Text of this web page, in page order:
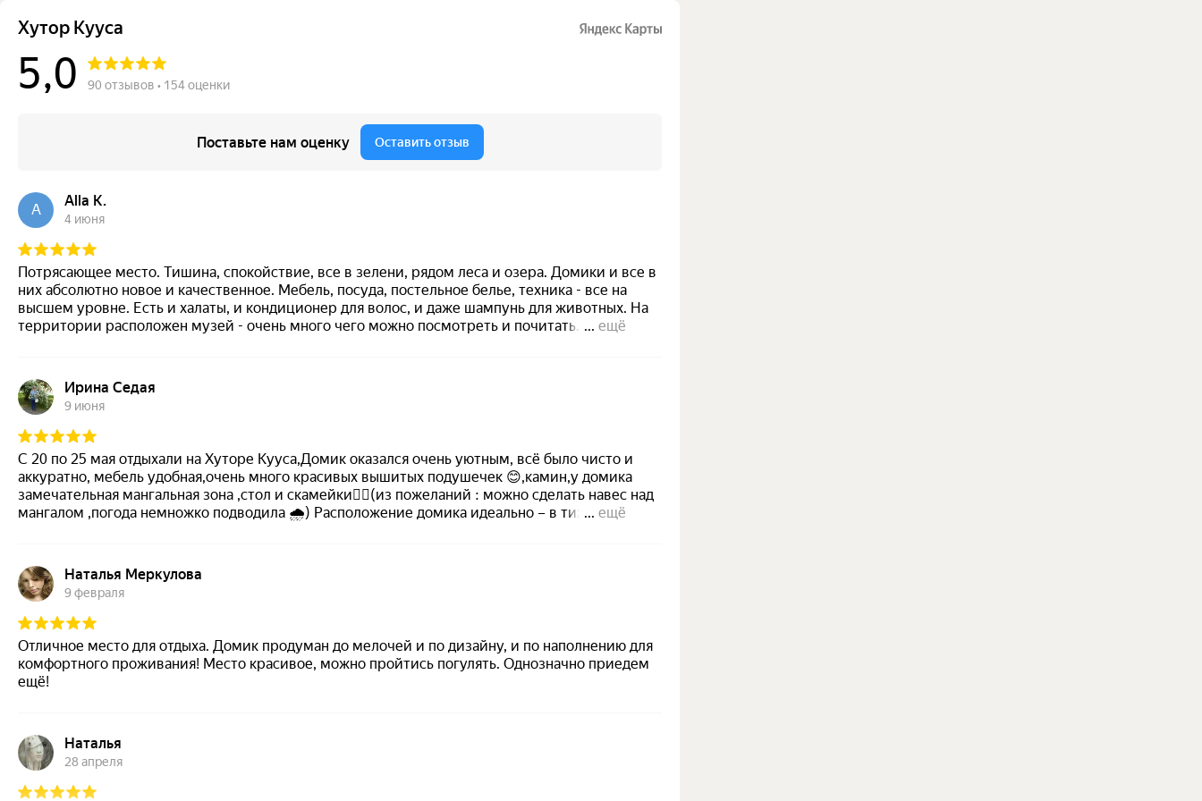
Хутор Кууса
5,0 90 отзывов • 154 оценки
Поставьте нам оценку Оставить отзыв
A
Alla K.
4 июня
Потрясающее место. Тишина, спокойствие, все в зелени, рядом леса и озера. Домики и все в
них абсолютно новое и качественное. Мебель, посуда, постельное белье, техника - все на
высшем уровне. Есть и халаты, и кондиционер для волос, и даже шампунь для животных. На
территории расположен музей - очень много чего можно посмотреть и почитать. Чудесные
... ещё
Ирина Седая
9 июня
С 20 по 25 мая отдыхали на Хуторе Кууса,Домик оказался очень уютным, всё было чисто и
аккуратно, мебель удобная,очень много красивых вышитых подушечек 😊,камин,у домика
замечательная мангальная зона ,стол и скамейки👍🏻(из пожеланий : можно сделать навес над
мангалом ,погода немножко подводила 🌧️) Расположение домика идеально – в тихом месте,
подсветка,старинное здание на территории,есть банька!!!Атмосфера очень сказочная и ты
сам являешься частью какого-то волшебства🤩Очень приветливая администратор Анастасия
всегда готова помочь(постирала наши вещи,рассказала,что можно посетить поблизости
😊)Из Санкт-Петербурга на выходные к нам приехали дети,мы съездили в Выборг ,посетили
парк Монрепо ❤️👍🏻,поднялись на Башню Олафа 🤩🤩🤩,побывали на Золотом пляже озера
Глубокое и каждый вечер возвращались в наш чудесный домик в лесу ,вместе за ужином
делились впечатлениями о прошедшем дне 😊😍всем кому нужно восстановить силы
,снизить стресс и обрести внутреннюю гармонию стоит посетить Хутор Кууса 👍🏻❤️Хозяевам
... ещё
Наталья Меркулова
9 февраля
Отличное место для отдыха. Домик продуман до мелочей и по дизайну, и по наполнению для
комфортного проживания! Место красивое, можно пройтись погулять. Однозначно приедем
ещё!
Наталья
28 апреля